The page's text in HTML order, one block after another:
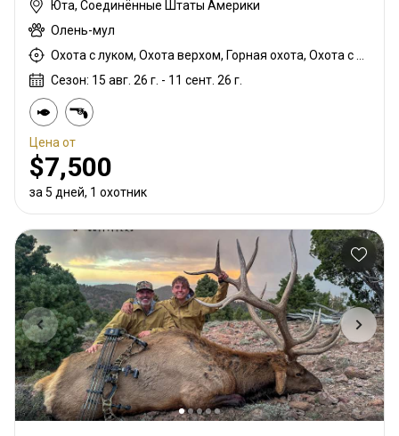
Юта, Соединённые Штаты Америки
Олень-мул
Сезон: 15 авг. 26 г. - 11 сент. 26 г.
Цена от
$7,500
за 5 дней, 1 охотник